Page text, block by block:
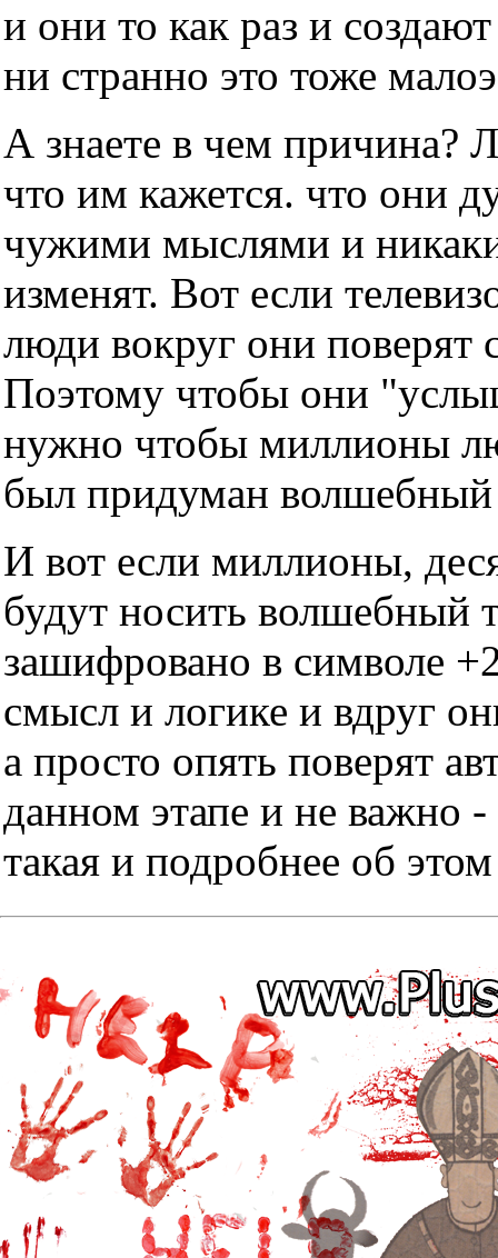
и они то как раз и
ни странно это тоже
А знаете в чем причина?
что им кажется. что они
чужими мыслями и
изменят. Вот если
люди вокруг они поверят
Поэтому чтобы они
нужно чтобы миллионы
был придуман волшебный
И вот если миллионы,
будут носить волшебный
зашифровано в символе
смысл и логике и вдруг
а просто опять поверят
данном этапе и не важно
такая и подробнее об